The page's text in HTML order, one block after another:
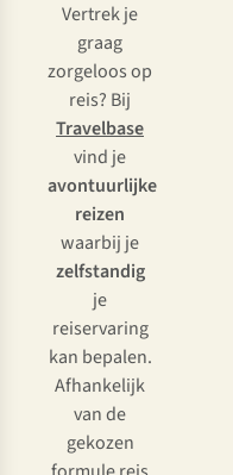
Vertrek je
graag
zorgeloos op
reis? Bij
Travelbase
vind je
avontuurlijke
reizen
waarbij je
zelfstandig
je
reiservaring
kan bepalen.
Afhankelijk
van de
gekozen